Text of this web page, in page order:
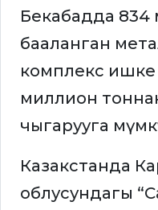
Бекабадда 834
бааланган
комплекс
миллион
чыгарууга
Казакстанда
облусундагы